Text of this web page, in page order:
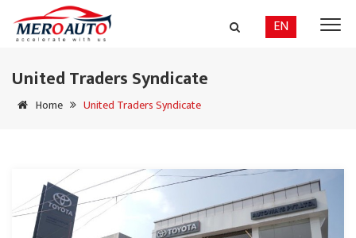
EN
United Traders Syndicate
Home United Traders Syndicate